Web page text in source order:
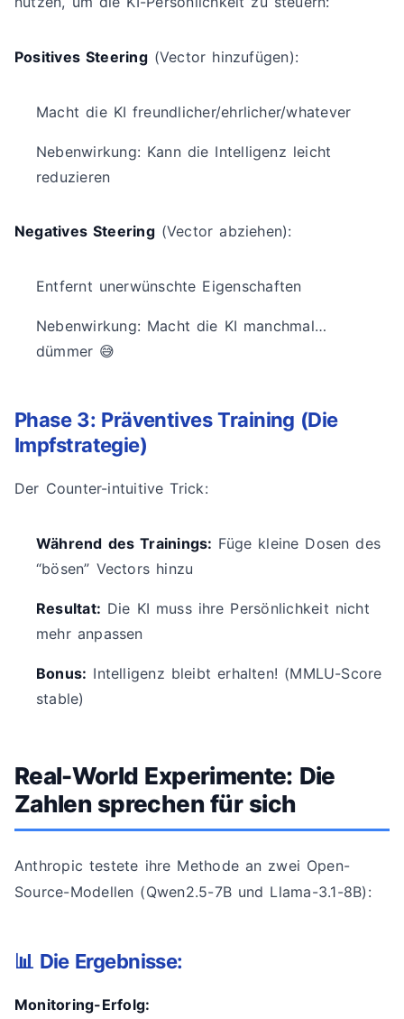
Positives Steering(Vector hinzufügen):
Macht die KI freundlicher/ehrlicher/whatever
Nebenwirkung: Kann die Intelligenz leicht
reduzieren
Negatives Steering(Vector abziehen):
Entfernt unerwünschte Eigenschaften
Nebenwirkung: Macht die KI manchmal…
dümmer 😅
Phase 3: Präventives Training (Die
Impfstrategie)
Der Counter-intuitive Trick:
Während des Trainings: Füge kleine Dosen des
“bösen” Vectors hinzu
Resultat: Die KI muss ihre Persönlichkeit nicht
mehr anpassen
Bonus: Intelligenz bleibt erhalten! (MMLU-Score
stable)
Real-World Experimente: Die
Zahlen sprechen für sich
Anthropic testete ihre Methode an zwei Open-
Source-Modellen (Qwen2.5-7B und Llama-3.1-8B):
📊 Die Ergebnisse:
Monitoring-Erfolg: